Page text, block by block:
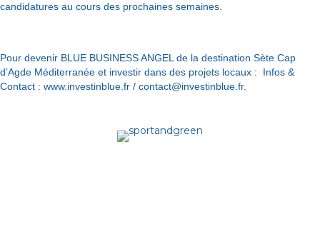
candidatures au cours des prochaines semaines.
Pour devenir BLUE BUSINESS ANGEL de la destination Sète Cap
d’Agde Méditerranée et investir dans des projets locaux : Infos &
Contact : www.investinblue.fr / contact@investinblue.fr.